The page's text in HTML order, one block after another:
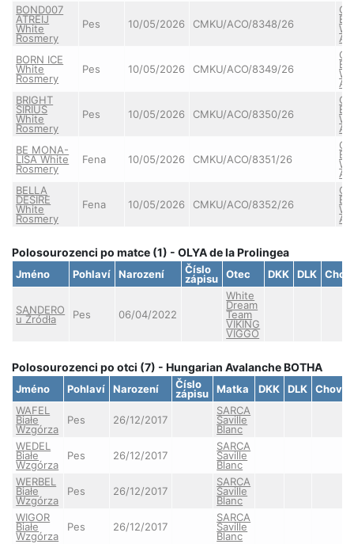
BOND007
ATREIJ
White
Rosmery
Pes 10/05/2026 CMKU/ACO/8348/26
BORN ICE
White
Rosmery
Pes 10/05/2026 CMKU/ACO/8349/26
BRIGHT
SIRIUS
White
Rosmery
Pes 10/05/2026 CMKU/ACO/8350/26
BE MONA-
LISA White
Rosmery
Fena 10/05/2026 CMKU/ACO/8351/26
BELLA
DESIRE
White
Rosmery
Fena 10/05/2026 CMKU/ACO/8352/26
Polosourozenci po matce (1) - OLYA de la Prolingea
Jméno Pohlaví Narození Číslo
zápisu Otec DKK DLK
SANDERO
u Źródła Pes 06/04/2022
White
Dream
Team
VIKING
VIGGO
Polosourozenci po otci (7) - Hungarian Avalanche BOTHA
Jméno Pohlaví Narození Číslo
zápisu Matka DKK DLK
WAFEL
Białe
Wzgórza
Pes 26/12/2017
SARCA
Saville
Blanc
WEDEL
Białe
Wzgórza
Pes 26/12/2017
SARCA
Saville
Blanc
WERBEL
Białe
Wzgórza
Pes 26/12/2017
SARCA
Saville
Blanc
WIGOR
Białe
Wzgórza
Pes 26/12/2017
SARCA
Saville
Blanc